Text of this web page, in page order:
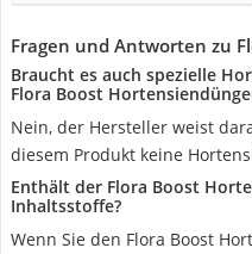
Fragen und Antworten zu
Braucht es auch spezielle
Flora Boost
Nein, der Hersteller weist
diesem Produkt keine
Enthält der Flora Boost
Inhaltsstoffe?
Wenn Sie den Flora Boost